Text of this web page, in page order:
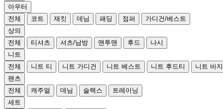
아우터
전체
코트 재킷 데님 패딩 점퍼
가디건/베스트
상의
전체
티셔츠 셔츠/남방 맨투맨 후드
나시
니트
전체
니트 티 니트 가디건 니트 베스트 니트 후드티
니트 바지
팬츠
전체
캐주얼 데님 슬랙스
트레이닝
세트